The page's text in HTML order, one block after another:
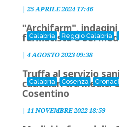
| 25 APRILE 2024 17:46
Calabria Reggio Calabria
"Archifarm",
farmacista e sei
| 4 AGOSTO 2023 09:38
Calabria Cosenza
Truffa al servizio
cautelari tra medici
Cosentino
| 11 NOVEMBRE 2022 18:59